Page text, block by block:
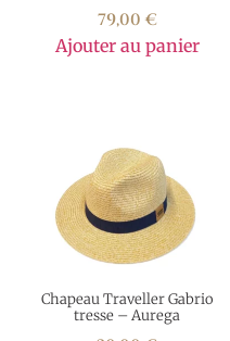
79,00 €
Ajouter au panier
Chapeau Traveller Gabrio
tresse – Aurega